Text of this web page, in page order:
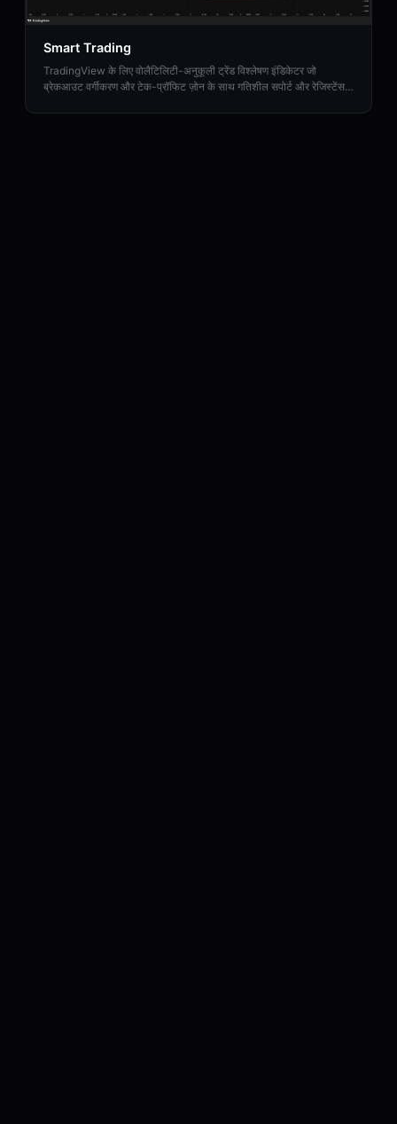
Smart Trading
TradingView के लिए वोलैटिलिटी-अनुकूली ट्रेंड विश्लेषण इंडिकेटर जो
ब्रेकआउट वर्गीकरण और टेक-प्रॉफिट ज़ोन के साथ गतिशील सपोर्ट और रेजिस्टेंस